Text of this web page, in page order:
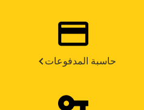
حاسبة المدفوعات